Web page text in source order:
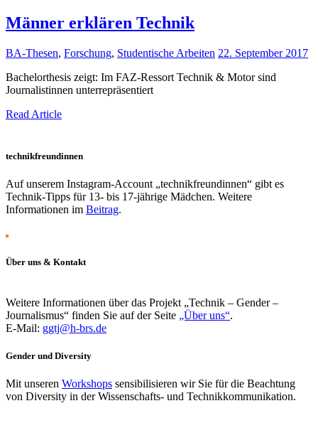
Männer erklären Technik
BA-Thesen, Forschung, Studentische Arbeiten 22. September 2017
Bachelorthesis zeigt: Im FAZ-Ressort Technik & Motor sind
Journalistinnen unterrepräsentiert
Read Article
technikfreundinnen
Auf unserem Instagram-Account „technikfreundinnen“ gibt es
Technik-Tipps für 13- bis 17-jährige Mädchen. Weitere
Informationen im Beitrag.
Über uns & Kontakt
Weitere Informationen über das Projekt „Technik – Gender –
Journalismus“ finden Sie auf der Seite „Über uns“.
E-Mail: ggtj@h-brs.de
Gender und Diversity
Mit unseren Workshops sensibilisieren wir Sie für die Beachtung
von Diversity in der Wissenschafts- und Technikkommunikation.